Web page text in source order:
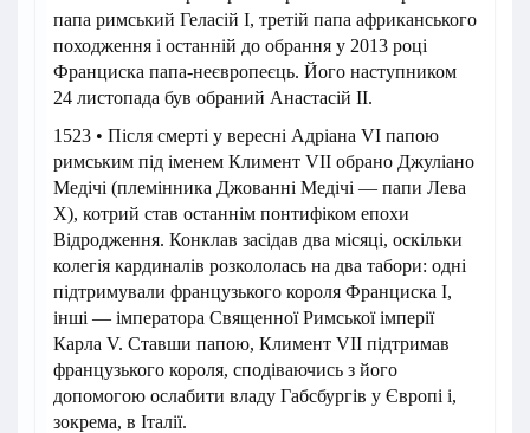
папа римський Геласій I, третій папа африканського
походження і останній до обрання у 2013 році
Франциска папа-неєвропеєць. Його наступником
24 листопада був обраний Анастасій II.
1523 • Після смерті у вересні Адріана VI папою
римським під іменем Климент VII обрано Джуліано
Медічі (племінника Джованні Медічі — папи Лева
X), котрий став останнім понтифіком епохи
Відродження. Конклав засідав два місяці, оскільки
колегія кардиналів розкололась на два табори: одні
підтримували французького короля Франциска I,
інші — імператора Священної Римської імперії
Карла V. Ставши папою, Климент VII підтримав
французького короля, сподіваючись з його
допомогою ослабити владу Габсбургів у Європі і,
зокрема, в Італії.